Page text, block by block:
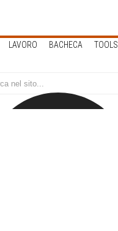
LAVORO BACHECA TOOLS